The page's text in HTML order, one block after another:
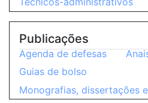
Publicações
Agenda de defesas
Guias de bolso
Monografias, dissertações